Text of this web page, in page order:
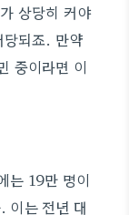
상당히 커야
되죠. 만약
중이라면 이
는 19만 명이
이는 전년 대